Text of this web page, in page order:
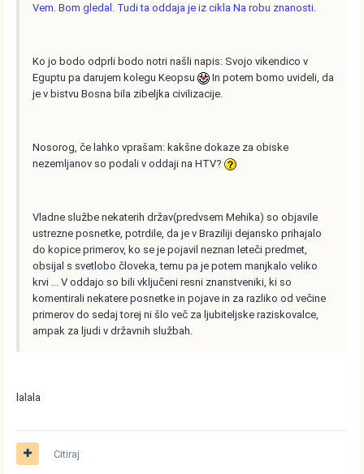
Vem. Bom gledal. Tudi ta oddaja je iz cikla Na robu znanosti.
Ko jo bodo odprli bodo notri našli napis: Svojo vikendico v
Eguptu pa darujem kolegu Keopsu
In potem bomo uvideli, da
je v bistvu Bosna bila zibeljka civilizacije.
Nosorog, če lahko vprašam: kakšne dokaze za obiske
nezemljanov so podali v oddaji na HTV?
Vladne službe nekaterih držav(predvsem Mehika) so objavile
ustrezne posnetke, potrdile, da je v Braziliji dejansko prihajalo
do kopice primerov, ko se je pojavil neznan leteči predmet,
obsijal s svetlobo človeka, temu pa je potem manjkalo veliko
krvi ... V oddajo so bili vključeni resni znanstveniki, ki so
komentirali nekatere posnetke in pojave in za razliko od večine
primerov do sedaj torej ni šlo več za ljubiteljske raziskovalce,
ampak za ljudi v državnih službah.
lalala
Citiraj